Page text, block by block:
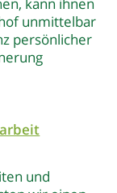
unmittelbar
persönlicher
und